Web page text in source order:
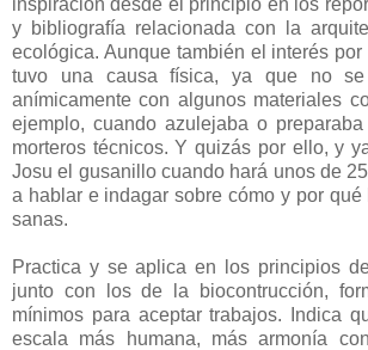
y bibliografía relacionada con la
ecológica. Aunque también el interés
tuvo una causa física, ya que no se
anímicamente con algunos materiales
ejemplo, cuando azulejaba o
morteros técnicos. Y quizás por ello, y
Josu el gusanillo cuando hará unos de
a hablar e indagar sobre cómo y por qué
sanas.
Practica y se aplica en los principios
junto con los de la biocontrucción,
mínimos para aceptar trabajos. Indica
escala más humana, más armonía